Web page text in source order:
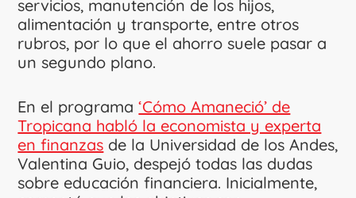
servicios, manutención de los hijos,
alimentación y transporte, entre otros
rubros, por lo que el ahorro suele pasar a
un segundo plano.
En el programa‘Cómo Amaneció’ de
Tropicana habló la economista y experta
en finanzas de la Universidad de los Andes,
Valentina Guio, despejó todas las dudas
sobre educación financiera. Inicialmente,